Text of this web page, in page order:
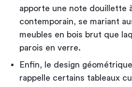
apporte une note douillette
contemporain, se mariant
meubles en bois brut que
parois en verre.
Enfin, le design
rappelle certains tableaux